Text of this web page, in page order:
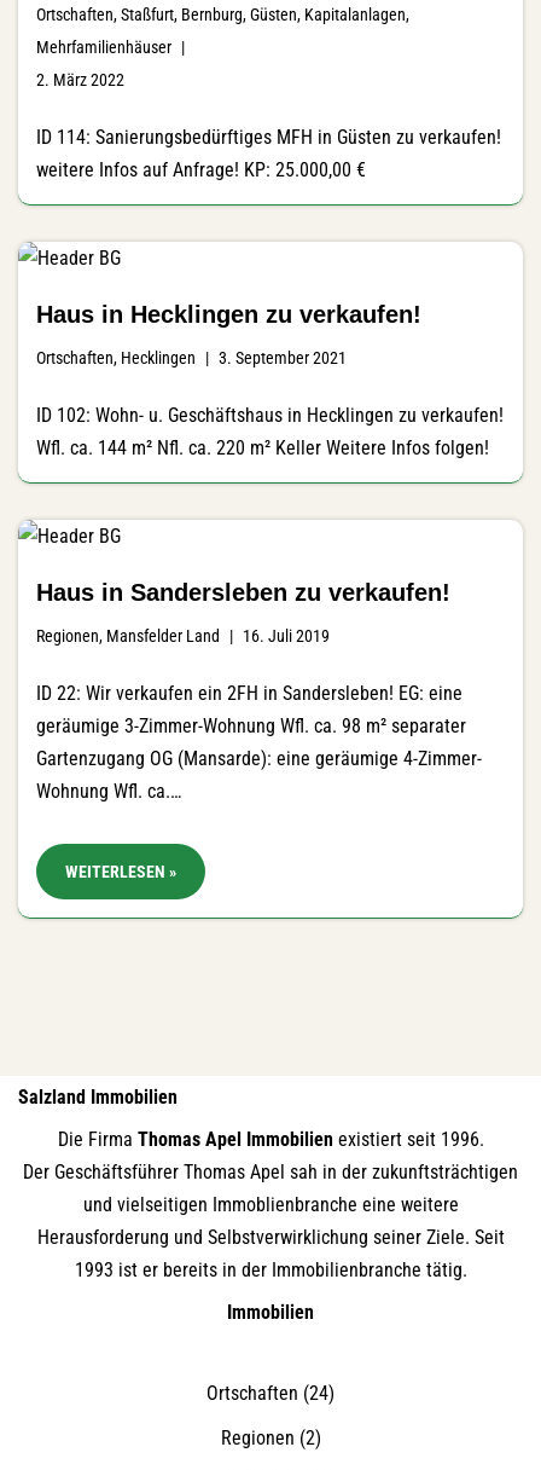
Ortschaften,Staßfurt, Bernburg,Güsten, Kapitalanlagen,
Mehrfamilienhäuser
2. März 2022
ID 114: Sanierungsbedürftiges MFH in Güsten zu verkaufen!
weitere Infos auf Anfrage! KP: 25.000,00 €
Haus in Hecklingen zu verkaufen!
Ortschaften, Hecklingen 3. September 2021
ID 102: Wohn- u. Geschäftshaus in Hecklingen zu verkaufen!
Wfl. ca. 144 m² Nfl. ca. 220 m² Keller Weitere Infos folgen!
Haus in Sandersleben zu verkaufen!
Regionen, Mansfelder Land 16. Juli 2019
ID 22: Wir verkaufen ein 2FH in Sandersleben! EG: eine
geräumige 3-Zimmer-Wohnung Wfl. ca. 98 m² separater
Gartenzugang OG (Mansarde): eine geräumige 4-Zimmer-
Wohnung Wfl. ca.…
WEITERLESEN »
Salzland Immobilien
Die Firma Thomas Apel Immobilien existiert seit 1996.
Der Geschäftsführer Thomas Apel sah in der zukunftsträchtigen
und vielseitigen Immoblienbranche eine weitere
Herausforderung und Selbstverwirklichung seiner Ziele. Seit
1993 ist er bereits in der Immobilienbranche tätig.
Immobilien
Ortschaften (24)
Regionen (2)